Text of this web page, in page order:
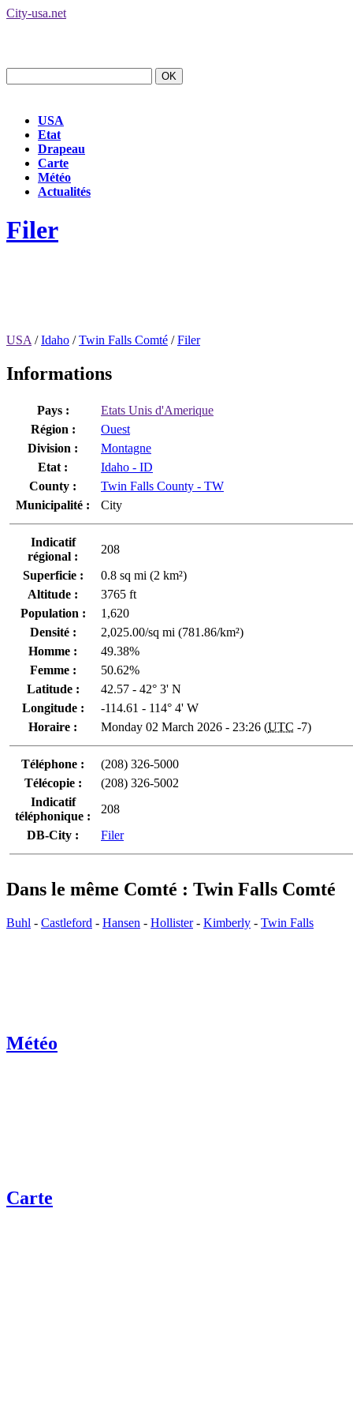
City-usa.net
USA
Etat
Drapeau
Carte
Météo
Actualités
Filer
USA /Idaho /Twin Falls Comté /Filer
Informations
Pays :
Etats Unis d'Amerique
Région :
Ouest
Division :
Montagne
Etat :
Idaho - ID
County :
Twin Falls County - TW
Municipalité :
City
Indicatif
régional :
208
Superficie :
0.8 sq mi (2 km²)
Altitude :
3765 ft
Population :
1,620
Densité :
2,025.00/sq mi (781.86/km²)
Homme :
49.38%
Femme :
50.62%
Latitude :
42.57 - 42° 3' N
Longitude :
-114.61 - 114° 4' W
Horaire :
Monday 02 March 2026 - 23:26 (UTC -7)
Téléphone :
(208) 326-5000
Télécopie :
(208) 326-5002
Indicatif
téléphonique :
208
DB-City :
Filer
Dans le même Comté : Twin Falls Comté
Buhl - Castleford - Hansen - Hollister- Kimberly - Twin Falls
Météo
Carte